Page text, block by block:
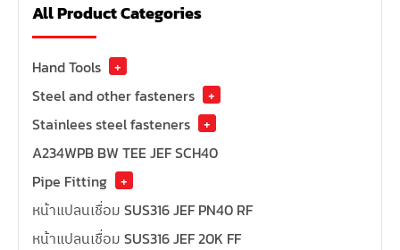
All Product Categories
Hand Tools
+
Steel and other fasteners
+
Stainlees steel fasteners
+
A234WPB BW TEE JEF SCH40
Pipe Fitting
+
หน้าแปลนเชื่อม SUS316 JEF PN40 RF
หน้าแปลนเชื่อม SUS316 JEF 20K FF